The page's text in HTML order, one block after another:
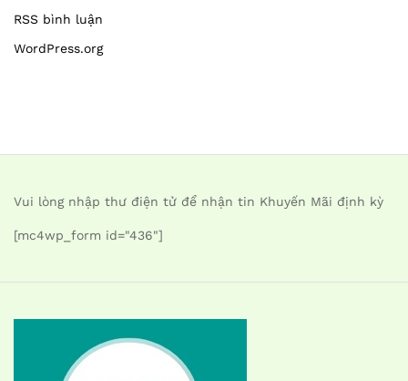
RSS bình luận
WordPress.org
Vui lòng nhập thư điện tử để nhận tin Khuyến Mãi định kỳ
[mc4wp_form id="436"]